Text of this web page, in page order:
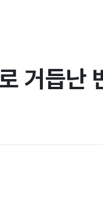
成功项目故事
거듭난